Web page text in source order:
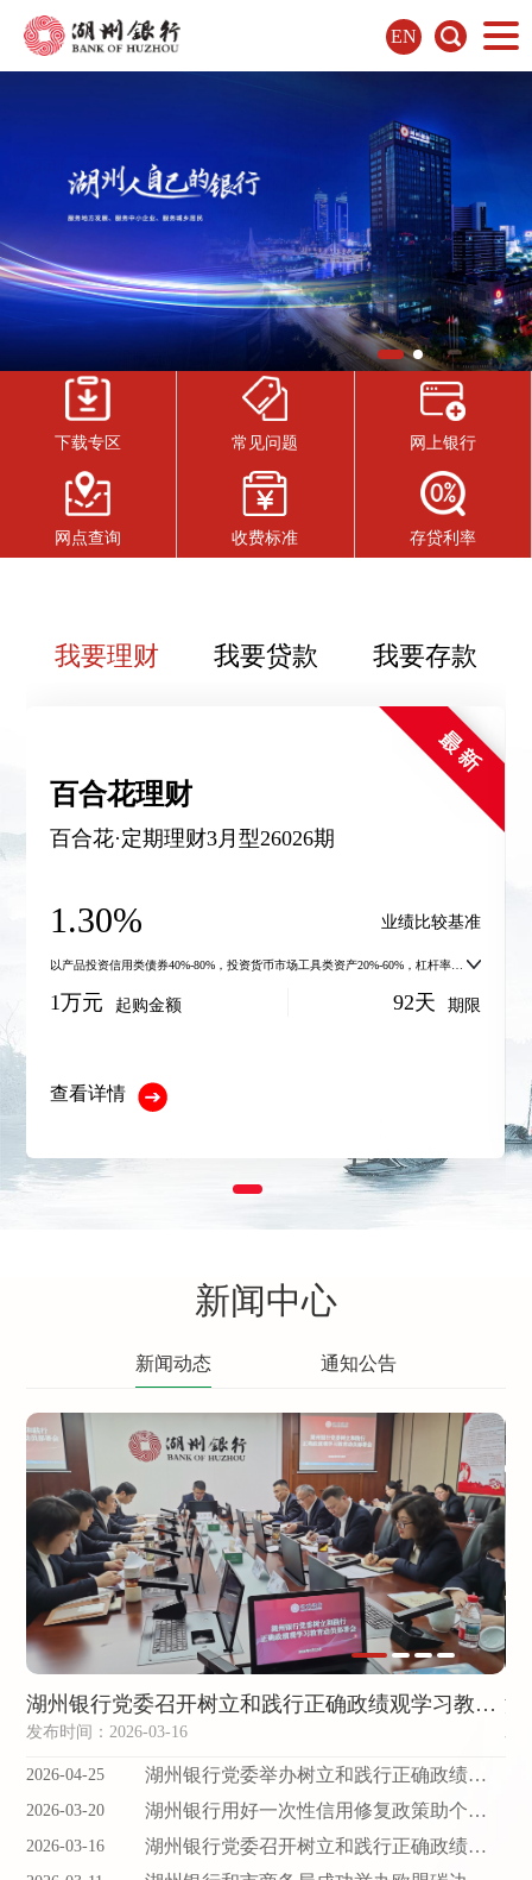
EN
下载专区 常见问题 网上银行
网点查询 收费标准 存贷利率
我要理财 我要贷款 我要存款
百合花理财
百合花·定期理财3月型26026期
1.30% 业绩比较基准
以产品投资信用类债券40%-80%，投资货币市场工具类资产20%-60%，杠杆率
对该理财产品的任何收益承诺!测算示例仅供参考，具体投资比例可根据各类资
产的收益水平、流动性特征、信用风险等因素动态调整，投资范围详见产品说明
1万元 起购金额 92天 期限
查看详情
新闻中心
新闻动态 通知公告
湖州银行党委召开树立和践行正确政绩观学习教育动员部署会
发布时间：2026-03-16
2026-04-25 湖州银行党委举办树立和践行正确政绩观学习教育专题读书班暨党委理论学习中心...
2026-03-20 湖州银行用好一次性信用修复政策助个体户扩大经营
2026-03-16 湖州银行党委召开树立和践行正确政绩观学习教育动员部署会